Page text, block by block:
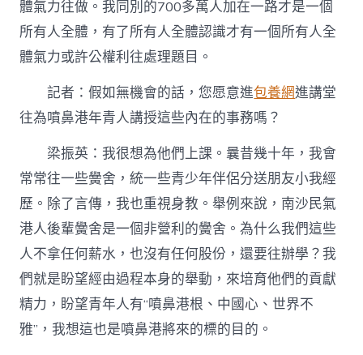
體氣力往做。我同別的700多萬人加在一路才是一個
所有人全體，有了所有人全體認識才有一個所有人全
體氣力或許公權利往處理題目。
記者：假如無機會的話，您愿意進包養網進講堂
往為噴鼻港年青人講授這些內在的事務嗎？
梁振英：我很想為他們上課。曩昔幾十年，我會
常常往一些黌舍，統一些青少年伴侶分送朋友小我經
歷。除了言傳，我也重視身教。舉例來說，南沙民氣
港人後輩黌舍是一個非營利的黌舍。為什么我們這些
人不拿任何薪水，也沒有任何股份，還要往辦學？我
們就是盼望經由過程本身的舉動，來培育他們的貢獻
精力，盼望青年人有“噴鼻港根、中國心、世界不
雅”，我想這也是噴鼻港將來的標的目的。